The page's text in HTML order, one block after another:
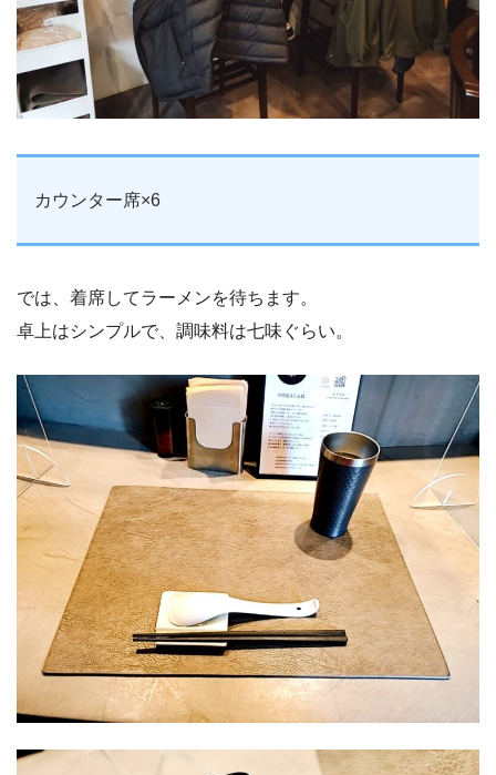
カウンター席×6
では、着席してラーメンを待ちます。
卓上はシンプルで、調味料は七味ぐらい。